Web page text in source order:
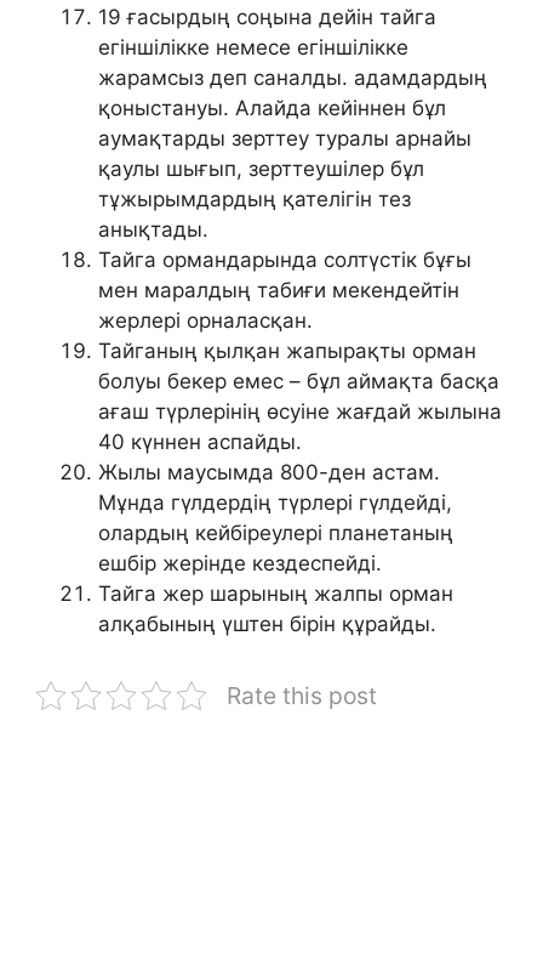
19 ғасырдың соңына дейін тайга
егіншілікке немесе егіншілікке
жарамсыз деп саналды. адамдардың
қоныстануы. Алайда кейіннен бұл
аумақтарды зерттеу туралы арнайы
қаулы шығып, зерттеушілер бұл
тұжырымдардың қателігін тез
анықтады.
Тайга ормандарында солтүстік бұғы
мен маралдың табиғи мекендейтін
жерлері орналасқан.
Тайганың қылқан жапырақты орман
болуы бекер емес – бұл аймақта басқа
ағаш түрлерінің өсуіне жағдай жылына
40 күннен аспайды.
Жылы маусымда 800-ден астам.
Мұнда гүлдердің түрлері гүлдейді,
олардың кейбіреулері планетаның
ешбір жерінде кездеспейді.
Тайга жер шарының жалпы орман
алқабының үштен бірін құрайды.
Rate this post